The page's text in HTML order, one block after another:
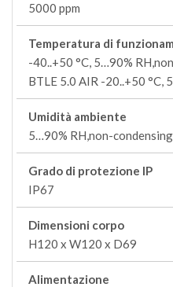
5000 ppm
Temperatura di
-40..+50 °C, 5…90%
BTLE 5.0 AIR -20..+50 °C,
Umidità ambiente
5…90% RH,non-condensing
Grado di protezione IP
IP67
Dimensioni corpo
H120 x W120 x D69
Alimentazione